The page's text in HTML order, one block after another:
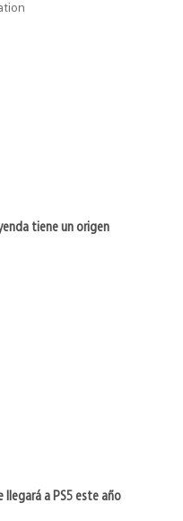
tiene un origen
llegará a PS5 este año